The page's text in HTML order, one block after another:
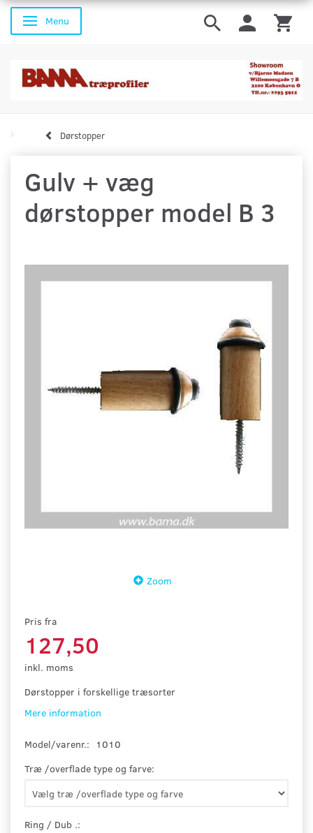
Skifte navigation
Menu
Dørstopper
Gulv + væg
dørstopper model B 3
Zoom
Pris fra
127,50
inkl. moms
Dørstopper i forskellige træsorter
Mere information
Model/varenr.:
1010
Træ /overflade type og farve:
Ring / Dub .: